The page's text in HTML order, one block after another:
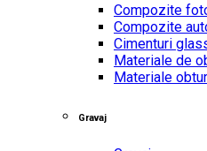
Compozite
Compozite
Cimenturi
Materiale de
Materiale
Gravaj